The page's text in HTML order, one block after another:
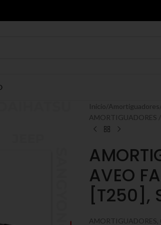
Inicio Amortiguadores
AMORTIGUADORES
AVEO
[T250],
AMORTIGUADORES,